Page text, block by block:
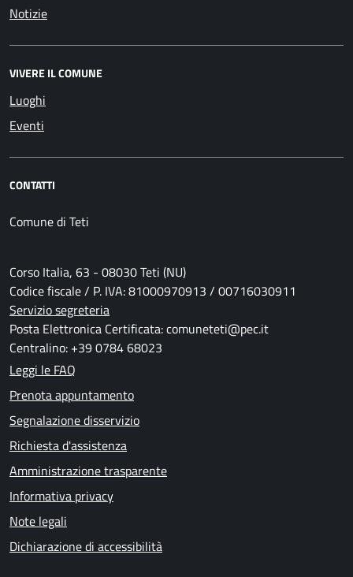
Notizie
VIVERE IL COMUNE
Luoghi
Eventi
CONTATTI
Comune di Teti
Corso Italia, 63 - 08030 Teti (NU)
Codice fiscale / P. IVA: 81000970913 / 00716030911
Servizio segreteria
Posta Elettronica Certificata: comuneteti@pec.it
Centralino: +39 0784 68023
Leggi le FAQ
Prenota appuntamento
Segnalazione disservizio
Richiesta d'assistenza
Amministrazione trasparente
Informativa privacy
Note legali
Dichiarazione di accessibilità